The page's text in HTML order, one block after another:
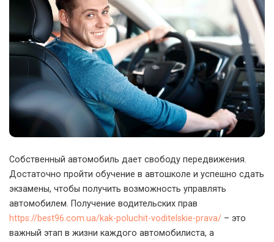
Собственный автомобиль дает свободу передвижения.
Достаточно пройти обучение в автошколе и успешно сдать
экзамены, чтобы получить возможность управлять
автомобилем. Получение водительских прав
https://best96.com.ua/kak-poluchit-voditelskie-prava/ – это
важный этап в жизни каждого автомобилиста, а